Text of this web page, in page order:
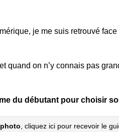
je me suis retrouvé face
quand on n’y connais pas
du débutant pour choisir
, cliquez ici pour recevoir le